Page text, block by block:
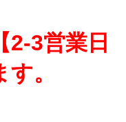
2-3営業日
。